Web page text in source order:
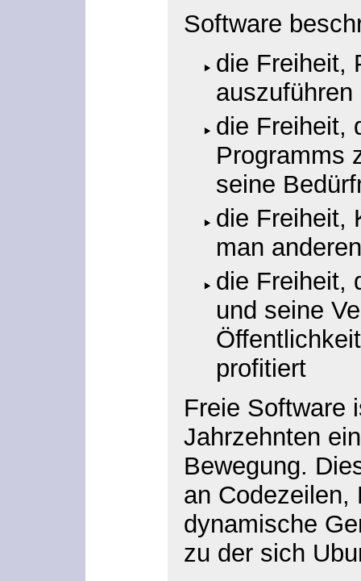
Software
die Freiheit,
auszuführen
die Freiheit,
Programms
seine
die Freiheit,
man
die Freiheit,
und seine
profitiert
Freie Software
Jahrzehnten
Bewegung.
an Codezeilen,
dynamische
zu der sich